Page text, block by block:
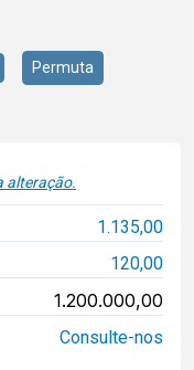
Permuta
alteração.
1.135,00
120,00
1.200.000,00
Consulte-nos